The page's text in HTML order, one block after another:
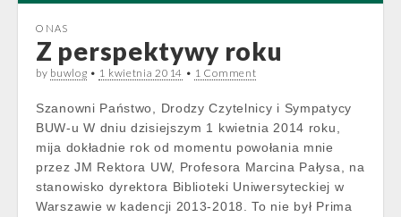
O NAS
Z perspektywy roku
by buwlog • 1 kwietnia 2014 • 1 Comment
Szanowni Państwo, Drodzy Czytelnicy i Sympatycy
BUW-u W dniu dzisiejszym 1 kwietnia 2014 roku,
mija dokładnie rok od momentu powołania mnie
przez JM Rektora UW, Profesora Marcina Pałysa, na
stanowisko dyrektora Biblioteki Uniwersyteckiej w
Warszawie w kadencji 2013-2018. To nie był Prima